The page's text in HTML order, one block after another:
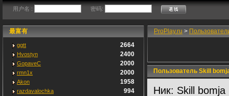
用户名 : 密码:
最富有
ggtt 2664
Hvostyn 2400
GopaveC 2000
rmn1x 2000
Akon 1958
razdavalochka 994
ProPlay.ru >
Пользователь Skill
Ник: Skill